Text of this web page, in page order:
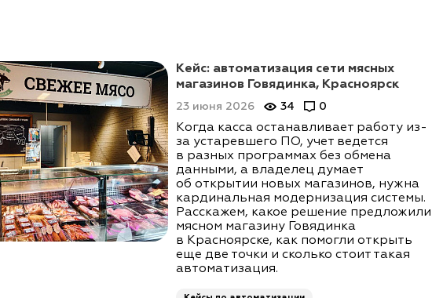
Кейс: автоматизация сети мясных
магазинов Говядинка, Красноярск
23 июня 2026 34 0
Когда касса останавливает работу из-
за устаревшего ПО, учет ведется
в разных программах без обмена
данными, а владелец думает
об открытии новых магазинов, нужна
кардинальная модернизация системы.
Расскажем, какое решение предложили
мясном магазину Говядинка
в Красноярске, как помогли открыть
еще две точки и сколько стоит такая
автоматизация.